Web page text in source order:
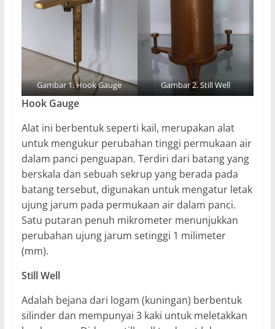
Gambar 1. Hook Gauge Gambar 2. Still Well
Hook Gauge
Alat ini berbentuk seperti kail, merupakan alat
untuk mengukur perubahan tinggi permukaan air
dalam panci penguapan. Terdiri dari batang yang
berskala dan sebuah sekrup yang berada pada
batang tersebut, digunakan untuk mengatur letak
ujung jarum pada permukaan air dalam panci.
Satu putaran penuh mikrometer menunjukkan
perubahan ujung jarum setinggi 1 milimeter
(mm).
Still Well
Adalah bejana dari logam (kuningan) berbentuk
silinder dan mempunyai 3 kaki untuk meletakkan